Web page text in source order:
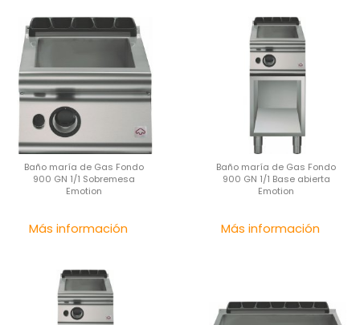
Baño maría de Gas Fondo
900 GN 1/1 Sobremesa
Emotion
Más información
Baño maría de Gas Fondo
900 GN 1/1 Base abierta
Emotion
Más información